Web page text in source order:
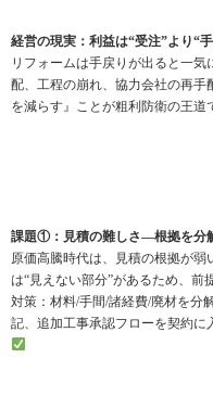
経営の現実：利益は“受注”より“
リフォームは手戻りが出ると一
配、工程の崩れ、協力会社の再
を減らす』ことが粗利防衛の王道
課題①：見積の難しさ—根拠を分
原価高騰時代は、見積の根拠が
は“見えない部分”があるため、前
対策：材料/手間/諸経費/廃材を分
記、追加工事承認フローを契約に